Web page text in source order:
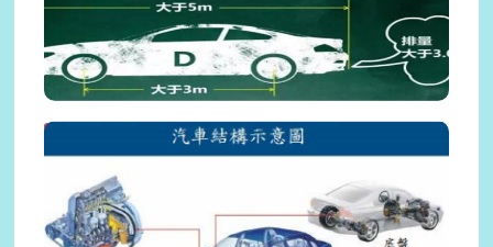
2020-03-16
汽車排氣量與車型差異簡介...